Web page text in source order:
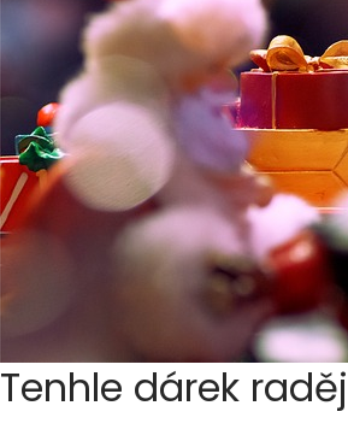
Tenhle dárek